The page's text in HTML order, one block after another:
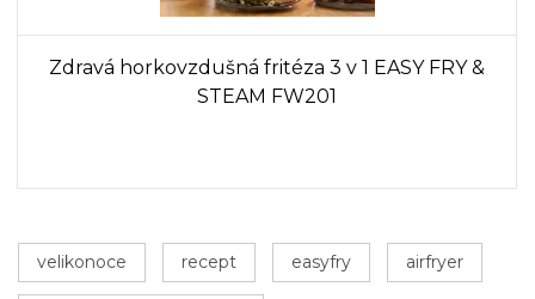
Zdravá horkovzdušná fritéza 3 v 1 EASY FRY &
STEAM FW201
velikonoce recept easyfry airfryer